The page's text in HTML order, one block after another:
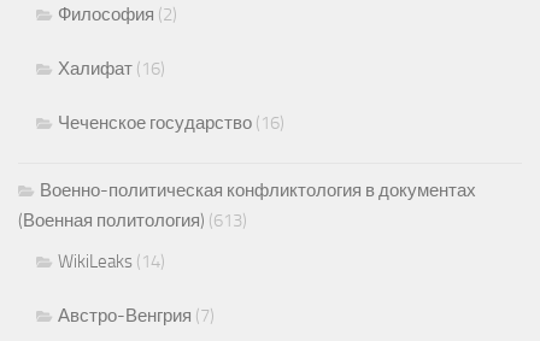
Философия (2)
Халифат (16)
Чеченское государство (16)
Военно-политическая конфликтология в документах
(Военная политология) (613)
WikiLeaks (14)
Австро-Венгрия (7)